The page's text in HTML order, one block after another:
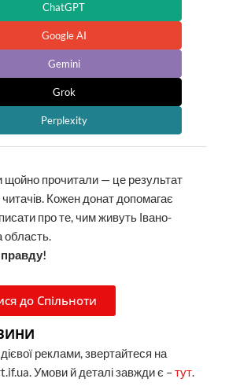
ChatGPT
Google AI
Gemini
Grok
Perplexity
щойно прочитали — це результат
Кожен донат допомагає
про те, чим живуть Івано-
область.
правду!
до Спільноти
реклами, звертайтеся на
Умови й деталі завжди є –тут.